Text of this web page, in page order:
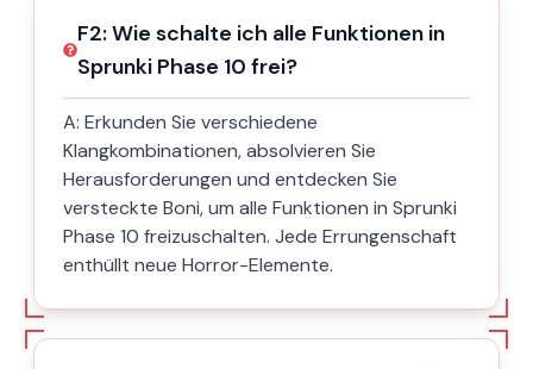
F2:Wie schalte ich alle Funktionen in
Sprunki Phase 10 frei?
A: Erkunden Sie verschiedene
Klangkombinationen, absolvieren Sie
Herausforderungen und entdecken Sie
versteckte Boni, um alle Funktionen in Sprunki
Phase 10 freizuschalten. Jede Errungenschaft
enthüllt neue Horror-Elemente.